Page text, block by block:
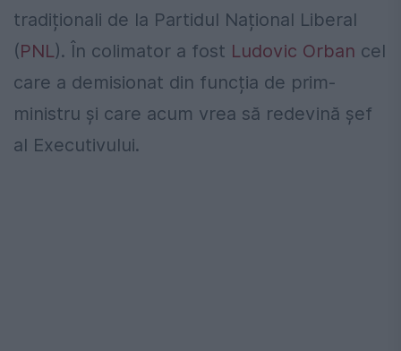
tradiționali de la Partidul Național Liberal
(PNL). În colimator a fost Ludovic Orban cel
care a demisionat din funcția de prim-
ministru și care acum vrea să redevină șef
al Executivului.